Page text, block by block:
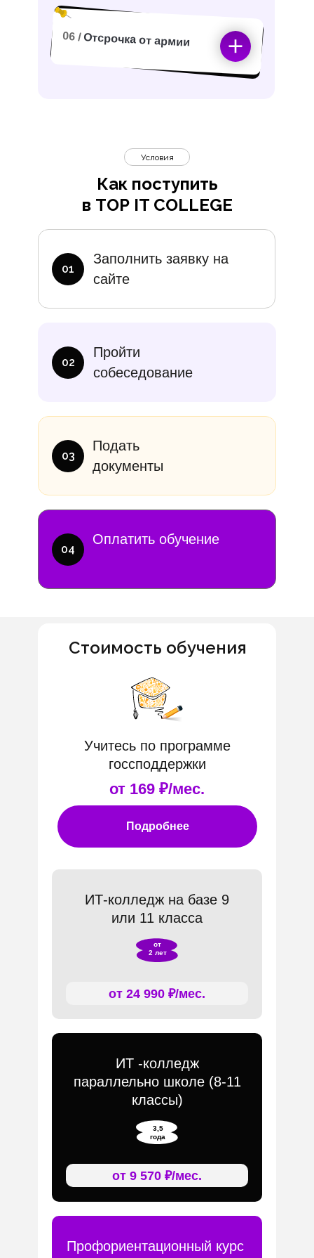
06 / Отсрочка от армии
Оплатить обучение
Подать
документы
Пройти
собеседование
Заполнить заявку на
сайте
Как поступить
в TOP IT COLLEGE
Условия
01
02
03
04
ИТ-колледж на базе 9
или 11 класса
Стоимость обучения
от
2 лет
ИТ -колледж
параллельно школе (8-11
классы)
от 9 570 ₽/мес.
3,5
года
10 000₽
Профориентационный курс
от 24 990 ₽/мес.
Подробнее
Учитесь по программе
госсподдержки
от 169 ₽/мес.